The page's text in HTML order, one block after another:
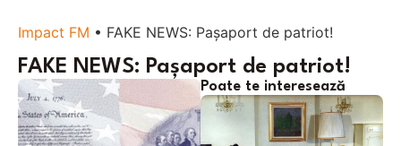
Impact FM • FAKE NEWS: Pașaport de patriot!
FAKE NEWS: Pașaport de patriot!
Poate te interesează